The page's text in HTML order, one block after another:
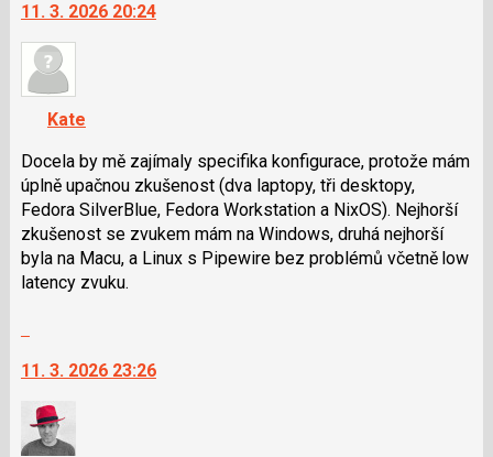
pro
předchozí
nový
názor
další
nový
názor.
navigaci
lze
použít
i
klávesy
N
pro
následující
předchozí
nový
názor
11. 3. 2026 20:24
Kate
Docela by mě zajímaly specifika konfigurace, protože mám
úplně upačnou zkušenost (dva laptopy, tři desktopy,
Fedora SilverBlue, Fedora Workstation a NixOS). Nejhorší
zkušenost se zvukem mám na Windows, druhá nejhorší
byla na Macu, a Linux s Pipewire bez problémů včetně low
latency zvuku.
další
názor.
K
11. 3. 2026 23:26